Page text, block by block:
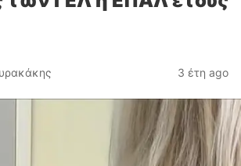
3 έτη ago